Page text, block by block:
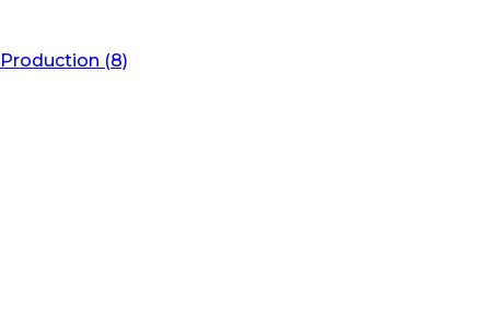
Production (8)